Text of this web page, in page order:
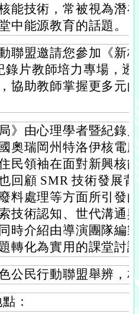
能技術，常被視為潛
中能源教育的話題。
聯盟邀請您參加《新
錄片教師培力專場，
協助教師掌握更多元
》由心理學者暨紀錄
奧瑞岡州特洛伊核電
民領袖在面對新興核
回顧 SMR 技術發展
料處理等方面所引發
技術認知、世代溝通
時介紹由導演團隊編
轉化為實用的課堂討
公民行動聯盟舉辨，
：